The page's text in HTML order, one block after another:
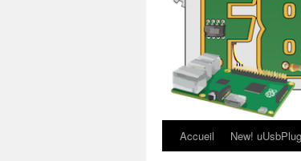
Accueil New! uUsbPlug